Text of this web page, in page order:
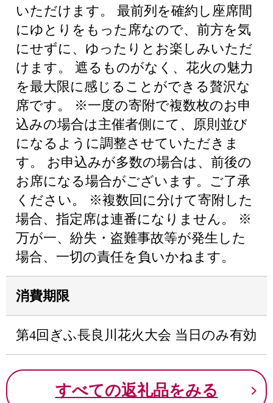
いただけます。 最前列を確約し座席間
にゆとりをもった席なので、前方を気
にせずに、ゆったりとお楽しみいただ
けます。 遮るものがなく、花火の魅力
を最大限に感じることができる贅沢な
席です。 ※一度の寄附で複数枚のお申
込みの場合は主催者側にて、原則並び
になるように調整させていただきま
す。 お申込みが多数の場合は、前後の
お席になる場合がございます。ご了承
ください。 ※複数回に分けて寄附した
場合、指定席は連番になりません。 ※
万が一、紛失・盗難事故等が発生した
場合、一切の責任を負いかねます。
消費期限
第4回ぎふ長良川花火大会 当日のみ有効
すべての返礼品をみる